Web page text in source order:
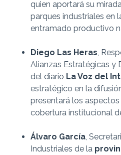
quien aportará su
parques industriales en
entramado productivo
Diego Las Heras ,
Alianzas Estratégicas y
del diario La Voz del
estratégico en la
presentará los
cobertura institucional
Álvaro García ,
Industriales de la